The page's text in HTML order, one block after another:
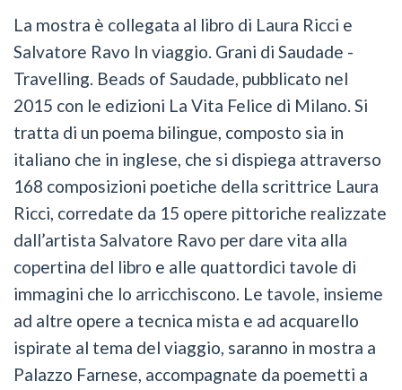
La mostra è collegata al libro di Laura Ricci e
Salvatore Ravo In viaggio. Grani di Saudade -
Travelling. Beads of Saudade, pubblicato nel
2015 con le edizioni La Vita Felice di Milano. Si
tratta di un poema bilingue, composto sia in
italiano che in inglese, che si dispiega attraverso
168 composizioni poetiche della scrittrice Laura
Ricci, corredate da 15 opere pittoriche realizzate
dall’artista Salvatore Ravo per dare vita alla
copertina del libro e alle quattordici tavole di
immagini che lo arricchiscono. Le tavole, insieme
ad altre opere a tecnica mista e ad acquarello
ispirate al tema del viaggio, saranno in mostra a
Palazzo Farnese, accompagnate da poemetti a